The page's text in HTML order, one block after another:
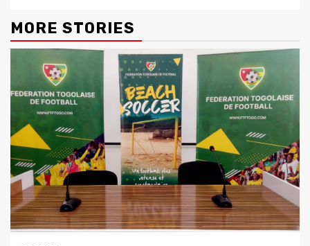
MORE STORIES